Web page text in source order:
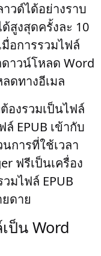
วด์ได้อย่างราบ
สูงสุดครั้งละ 10
อการรวมไฟล์
าวน์โหลด Word
ดทางอีเมล
องรวมเป็นไฟล์
EPUB เข้ากับ
การที่ใช้เวลา
ฟรีเป็นเครื่อง
มไฟล์ EPUB
ดาย
ป็น Word